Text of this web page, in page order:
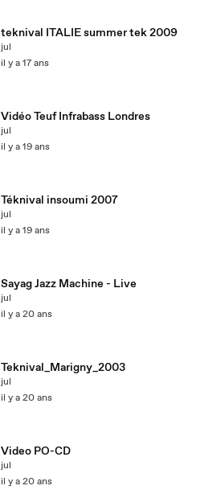
teknival ITALIE summer tek 2009
jul
il y a 17 ans
Vidéo Teuf Infrabass Londres
jul
il y a 19 ans
Téknival insoumi 2007
jul
il y a 19 ans
Sayag Jazz Machine - Live
jul
il y a 20 ans
Teknival_Marigny_2003
jul
il y a 20 ans
Video PO-CD
jul
il y a 20 ans